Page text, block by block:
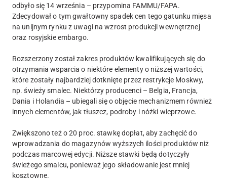
odbyło się 14 września – przypomina FAMMU/FAPA.
Zdecydował o tym gwałtowny spadek cen tego gatunku mięsa
na unijnym rynku z uwagi na wzrost produkcji wewnętrznej
oraz rosyjskie embargo.
Rozszerzony został zakres produktów kwalifikujących się do
otrzymania wsparcia o niektóre elementy o niższej wartości,
które zostały najbardziej dotknięte przez restrykcje Moskwy,
np. świeży smalec. Niektórzy producenci – Belgia, Francja,
Dania i Holandia – ubiegali się o objęcie mechanizmem również
innych elementów, jak tłuszcz, podroby i nóżki wieprzowe.
Zwiększono też o 20 proc. stawkę dopłat, aby zachęcić do
wprowadzania do magazynów wyższych ilości produktów niż
podczas marcowej edycji. Niższe stawki będą dotyczyły
świeżego smalcu, ponieważ jego składowanie jest mniej
kosztowne.